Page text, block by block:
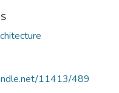
11413/489